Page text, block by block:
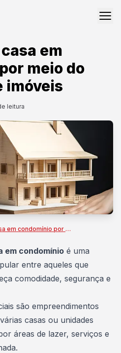
em
meio do
imóveis
leitura
Adquira sua casa em condomínio por meio do consórcio de imóveis
em condomínio é uma
entre aqueles que
comodidade, segurança e
são empreendimentos
casas ou unidades
áreas de lazer, serviços e